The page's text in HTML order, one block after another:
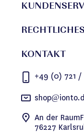
RECHTLICHES
KONTAKT
+49 (0) 721 /
An der
76227